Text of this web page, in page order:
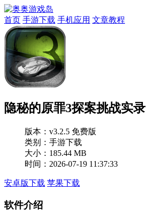
首页 手游下载 手机应用 文章教程
隐秘的原罪3探案挑战实录
版本： v3.2.5 免费版
类别：手游下载
大小：185.44 MB
时间：2026-07-19 11:37:33
安卓版下载 苹果下载
软件介绍